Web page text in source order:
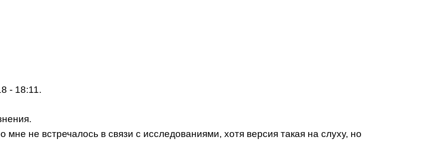
- 18:11.
мне не встречалось в связи с исследованиями, хотя версия такая на слуху, но